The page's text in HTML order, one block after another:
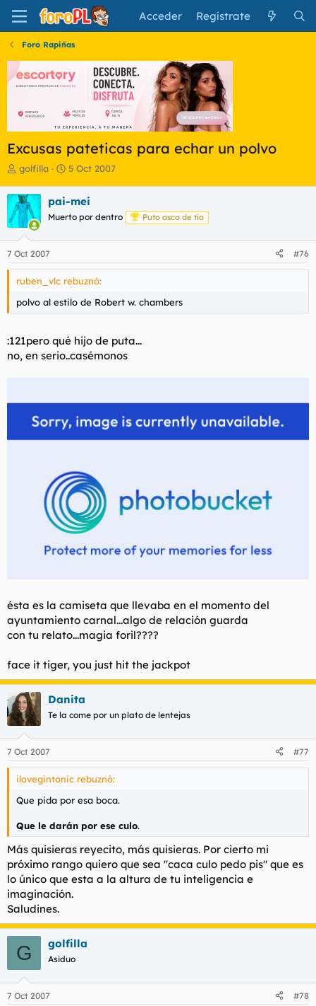
Acceder Regístrate
Foro Rapiñas
Excusas pateticas para echar un polvo
I
i
c
i
a
d
o
r
d
l
m
a
golfilla
F
h
a
e
n
i
i
5 Oct 2007
pai-mei
Muerto por dentro Puto asco de tío
7 Oct 2007 #76
ruben_vlc rebuznó:
polvo al estilo de Robert w. chambers
:121pero qué hijo de puta...
no, en serio..casémonos
ésta es la camiseta que llevaba en el momento del
ayuntamiento carnal...algo de relación guarda
con tu relato...magia foril????
face it tiger, you just hit the jackpot
Danita
Te la come por un plato de lentejas
7 Oct 2007 #77
ilovegintonic rebuznó:
Que pida por esa boca.
Que le darán por ese culo.
Más quisieras reyecito, más quisieras. Por cierto mi
próximo rango quiero que sea "caca culo pedo pis" que es
lo único que esta a la altura de tu inteligencia e
imaginación.
Saludines.
G golfilla
Asiduo
7 Oct 2007 #78